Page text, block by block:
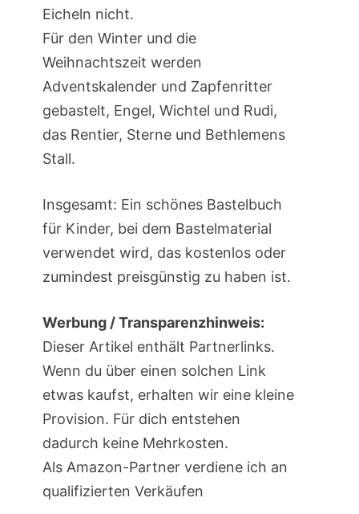
Eicheln nicht.
Für den Winter und die
Weihnachtszeit werden
Adventskalender und Zapfenritter
gebastelt, Engel, Wichtel und Rudi,
das Rentier, Sterne und Bethlemens
Stall.
Insgesamt: Ein schönes Bastelbuch
für Kinder, bei dem Bastelmaterial
verwendet wird, das kostenlos oder
zumindest preisgünstig zu haben ist.
Werbung / Transparenzhinweis:
Dieser Artikel enthält Partnerlinks.
Wenn du über einen solchen Link
etwas kaufst, erhalten wir eine kleine
Provision. Für dich entstehen
dadurch keine Mehrkosten.
Als Amazon-Partner verdiene ich an
qualifizierten Verkäufen